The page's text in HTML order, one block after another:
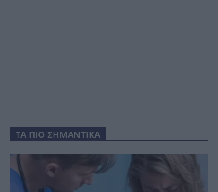
ΤΑ ΠΙΟ ΣΗΜΑΝΤΙΚΑ